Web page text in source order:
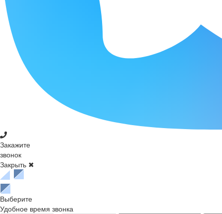
Закажите
звонок
Закрыть ✖
Выберите
Удобное время звонка